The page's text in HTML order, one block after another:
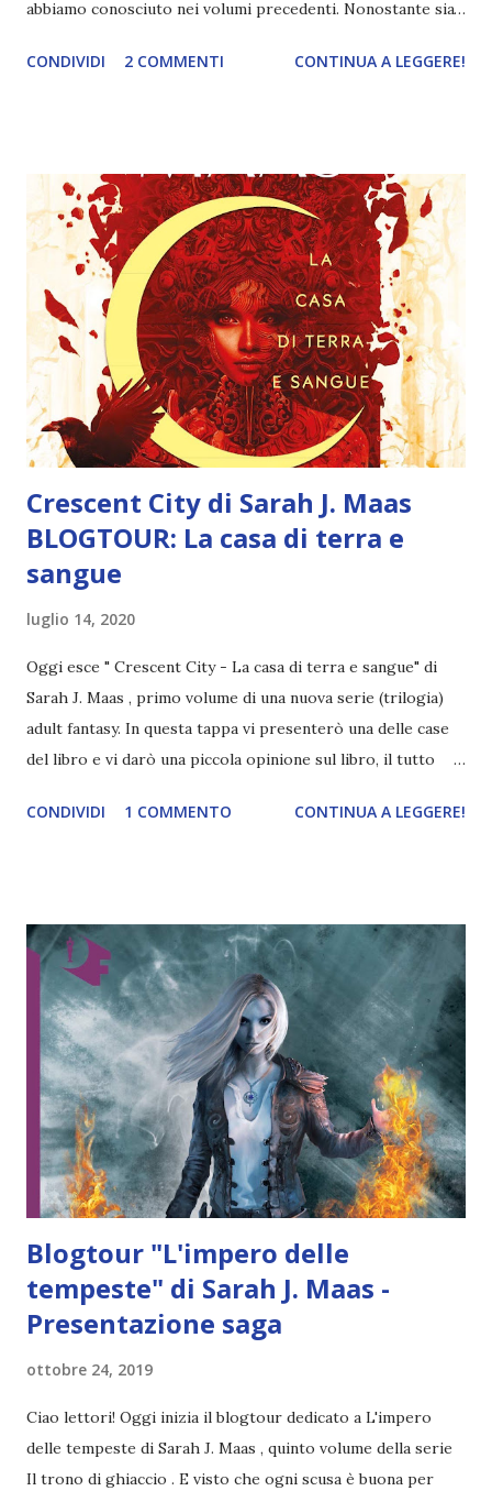
abbiamo conosciuto nei volumi precedenti. Nonostante sia
alcuni sviluppi di trama importanti. Seguite l'evento per
16,15€ Chaol Westfall e Nesryn Faliq sono giunti nella
sfolgorante città di Antica per stringere un'alleanza con il
khagan del Continente meridionale: le sue possenti armate
sono l'ultima speranza per l'Erilea. Ma questo non è il loro
unico scopo: nella famosa Torre Cesme cercheranno una
guaritrice che possa far tornare Chaol a camminare. Una
come Yrene Towers, sopravvissuta agli orrori delle
persecuzioni di Adarlan contro chi, come la sua f...
CONDIVIDI 2 COMMENTI CONTINUA A LEGGERE!
Crescent City di Sarah J. Maas
BLOGTOUR: La casa di terra e
sangue
luglio 14, 2020
Oggi esce " Crescent City - La casa di terra e sangue" di
Sarah J. Maas , primo volume di una nuova serie (trilogia)
adult fantasy. In questa tappa vi presenterò una delle case
del libro e vi darò una piccola opinione sul libro, il tutto
di terra e sangue Serie: Crescent City 1 Autore: Sarah J.
d'arte e di notte passa da una festa all'altra, senza problemi
e senza preoccupazioni. Quando però una brutale strage
scuote profondamente Crescent City, la città in cui vive, e
Bryce perde una persona a lei molto cara, il suo mondo
crolla in mille pezzi lasciandola disperata, ferita e molto
sola. Adesso non cerca più il divertimento, ma un oblio in
grado di farle dimenticare i terribili fatti che hanno
cambiato la sua vita per sempre. D...
CONDIVIDI 1 COMMENTO CONTINUA A LEGGERE!
Blogtour "L'impero delle
tempeste" di Sarah J. Maas -
Presentazione saga
ottobre 24, 2019
Ciao lettori! Oggi inizia il blogtour dedicato a L'impero
delle tempeste di Sarah J. Maas , quinto volume della serie
Il trono di ghiaccio . E visto che ogni scusa è buona per